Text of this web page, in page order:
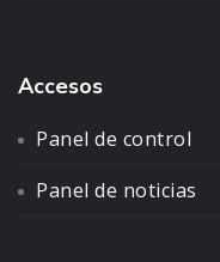
Accesos
Panel de control
Panel de noticias